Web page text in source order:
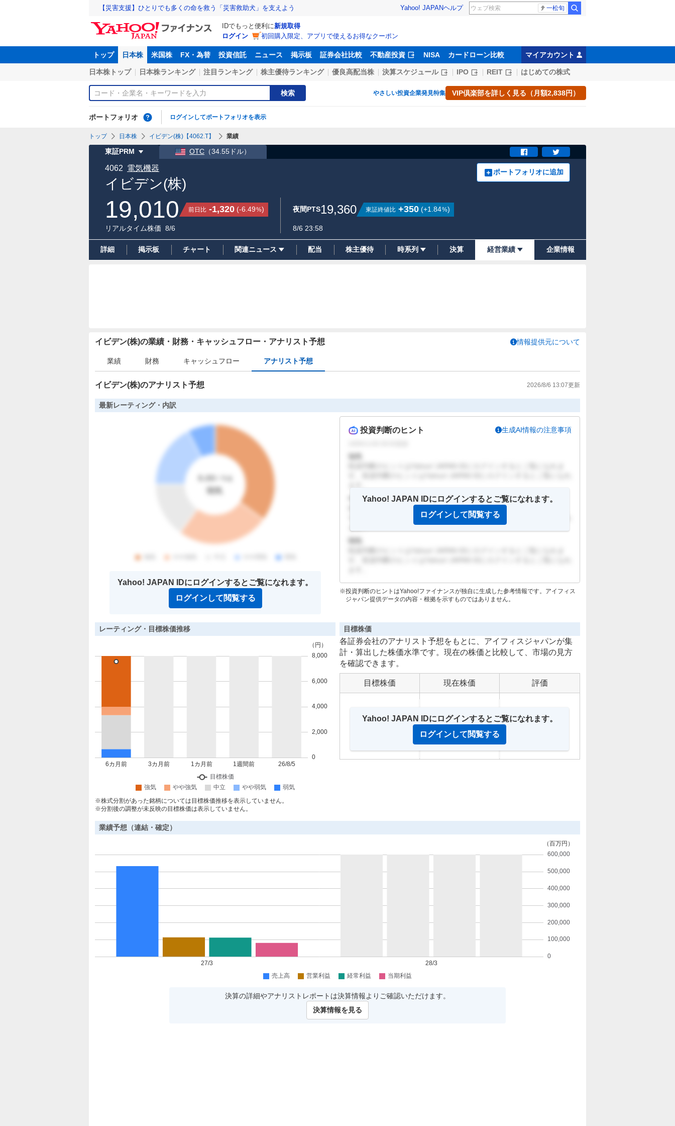
【災害支援】ひとりでも多くの命を救う「災害救助犬」を支えよう Yahoo! JAPANヘルプ 一松旬
IDでもっと便利に新規取得
ログイン
初回購入限定、アプリで使えるお得なクーポン
トップ 日本株 米国株 FX・為替 投資信託 ニュース 掲示板 証券会社比較 不動産投資 NISA カードローン比較 マイアカウント
日本株トップ 日本株ランキング 注目ランキング 株主優待ランキング 優良高配当株 決算スケジュール IPO REIT はじめての株式
検索 やさしい投資企業発見特集 VIP倶楽部を詳しく見る（月額2,838円）
ポートフォリオ ログインしてポートフォリオを表示
トップ 日本株 イビデン(株)【4062.T】 業績
東証PRM OTC （34.55ドル）
イビデン(株)
4062 電気機器 ポートフォリオに追加
19,010 前日比 -1,320 (-6.49%)
リアルタイム株価 8/6
夜間PTS19,360 東証終値比 +350 (+1.84%)
8/6 23:58
詳細 掲示板 チャート 関連ニュース 配当 株主優待 時系列 決算 経営業績 企業情報
イビデン(株)の業績・財務・キャッシュフロー・アナリスト予想 情報提供元について
業績 財務 キャッシュフロー アナリスト予想
イビデン(株)のアナリスト予想 2026/8/6 13:07更新
最新レーティング・内訳
Yahoo! JAPAN IDにログインするとご覧になれます。
ログインして閲覧する
投資判断のヒント 生成AI情報の注意事項
投資判断のヒントはYahoo! JAPAN IDにログインするとご覧になれま
す。投資判断のヒントはYahoo! JAPAN IDにログインするとご覧になれ
Yahoo! JAPAN IDにログインするとご覧になれます。
ログインして閲覧する
投資判断のヒントはYahoo!ファイナンスが独自に生成した参考情報です。アイフィス
ジャパン提供データの内容・根拠を示すものではありません。
レーティング・目標株価推移
株式分割があった銘柄については目標株価推移を表示していません。
分割後の調整が未反映の目標株価は表示していません。
目標株価
各証券会社のアナリスト予想をもとに、アイフィスジャパンが集
計・算出した株価水準です。現在の株価と比較して、市場の見方
を確認できます。
目標株価 現在株価 評価
Yahoo! JAPAN IDにログインするとご覧になれます。
ログインして閲覧する
業績予想（連結・確定）
決算の詳細やアナリストレポートは決算情報よりご確認いただけます。
決算情報を見る